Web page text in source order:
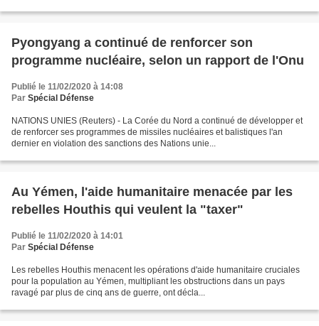
Pyongyang a continué de renforcer son
programme nucléaire, selon un rapport de l'Onu
Publié le 11/02/2020 à 14:08
Par Spécial Défense
NATIONS UNIES (Reuters) - La Corée du Nord a continué de développer et
de renforcer ses programmes de missiles nucléaires et balistiques l'an
dernier en violation des sanctions des Nations unie...
Au Yémen, l'aide humanitaire menacée par les
rebelles Houthis qui veulent la "taxer"
Publié le 11/02/2020 à 14:01
Par Spécial Défense
Les rebelles Houthis menacent les opérations d'aide humanitaire cruciales
pour la population au Yémen, multipliant les obstructions dans un pays
ravagé par plus de cinq ans de guerre, ont décla...